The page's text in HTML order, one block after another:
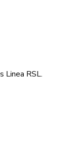
Linea RSL.